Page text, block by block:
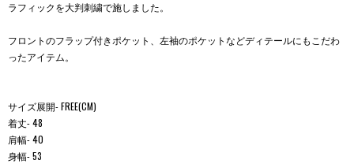
ラフィックを大判刺繍で施しました。
フロントのフラップ付きポケット、左袖のポケットなどディテールにもこだわ
ったアイテム。
サイズ展開- FREE(CM)
着丈- 48
肩幅- 40
身幅- 53